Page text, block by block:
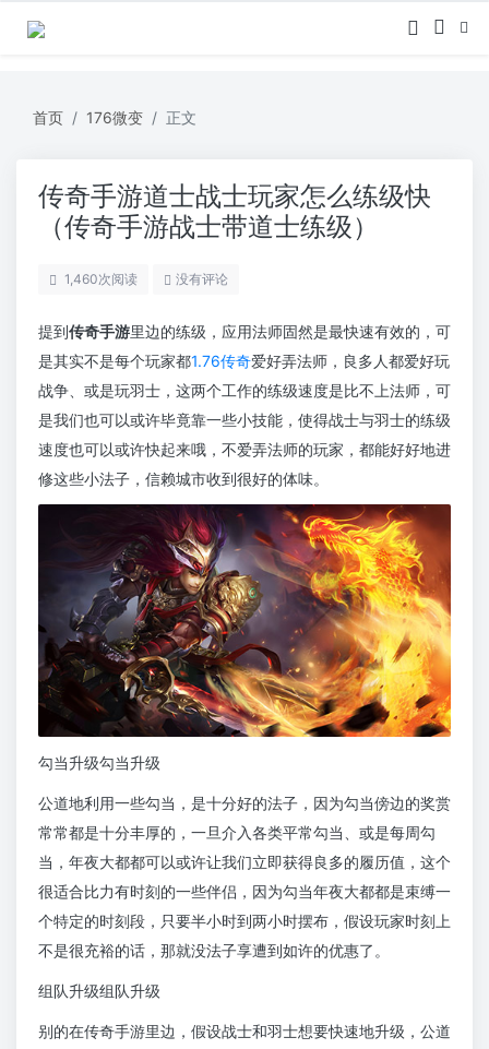
首页 176微变 正文
传奇手游道士战士玩家怎么练级快
（传奇手游战士带道士练级）
1,460次阅读 没有评论
提到传奇手游里边的练级，应用法师固然是最快速有效的，可
是其实不是每个玩家都1.76传奇爱好弄法师，良多人都爱好玩
战争、或是玩羽士，这两个工作的练级速度是比不上法师，可
是我们也可以或许毕竟靠一些小技能，使得战士与羽士的练级
速度也可以或许快起来哦，不爱弄法师的玩家，都能好好地进
修这些小法子，信赖城市收到很好的体味。
勾当升级勾当升级
公道地利用一些勾当，是十分好的法子，因为勾当傍边的奖赏
常常都是十分丰厚的，一旦介入各类平常勾当、或是每周勾
当，年夜大都都可以或许让我们立即获得良多的履历值，这个
很适合比力有时刻的一些伴侣，因为勾当年夜大都都是束缚一
个特定的时刻段，只要半小时到两小时摆布，假设玩家时刻上
不是很充裕的话，那就没法子享遭到如许的优惠了。
组队升级组队升级
别的在传奇手游里边，假设战士和羽士想要快速地升级，公道